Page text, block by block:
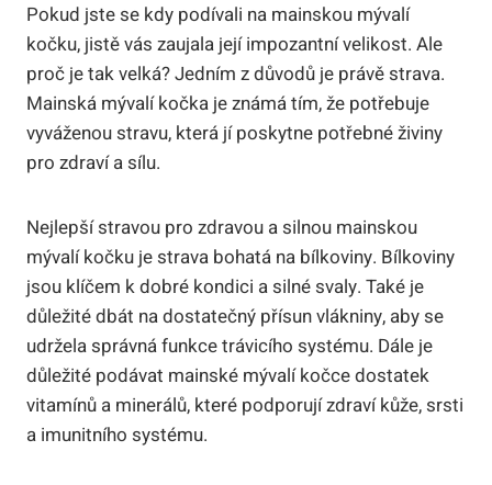
Pokud jste se kdy podívali na mainskou mývalí
kočku, jistě vás zaujala její impozantní velikost. Ale
proč je tak velká? Jedním z důvodů je právě strava.
Mainská mývalí kočka je známá tím, že potřebuje
vyváženou stravu, která jí poskytne potřebné živiny
pro zdraví a sílu.
Nejlepší stravou pro zdravou a silnou mainskou
mývalí kočku je strava bohatá na bílkoviny. Bílkoviny
jsou klíčem k dobré kondici a silné svaly. Také je
důležité dbát na dostatečný přísun vlákniny, aby se
udržela správná funkce trávicího systému. Dále je
důležité podávat mainské mývalí kočce dostatek
vitamínů a minerálů, které podporují zdraví kůže, srsti
a imunitního systému.